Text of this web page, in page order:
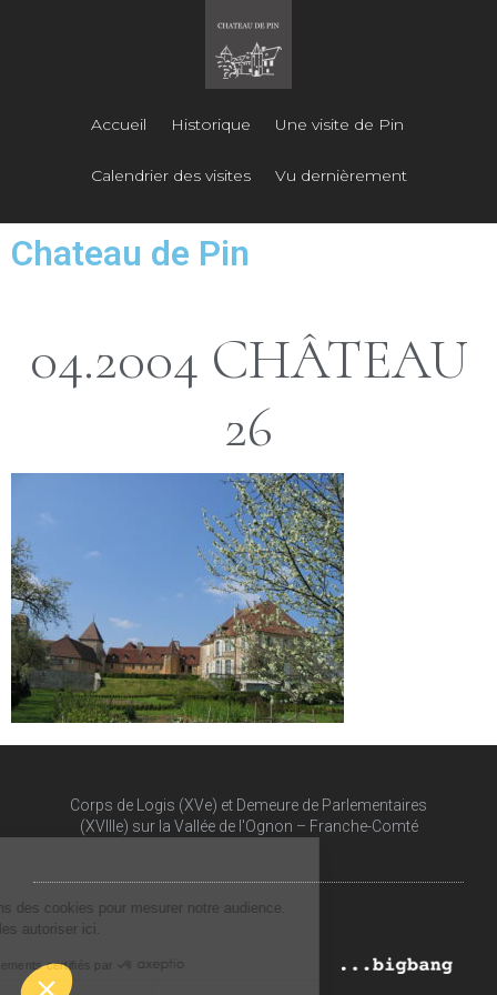
Accueil Historique Une visite de Pin
Calendrier des visites Vu dernièrement
Chateau de Pin
04.2004 CHÂTEAU
26
Corps de Logis (XVe) et Demeure de Parlementaires
(XVIIIe) sur la Vallée de l'Ognon – Franche-Comté​